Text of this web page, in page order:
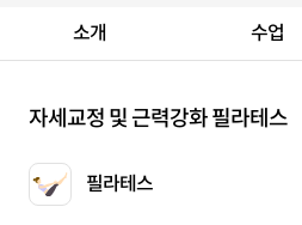
소개 수업
자세교정 및 근력강화 필라테스
필라테스